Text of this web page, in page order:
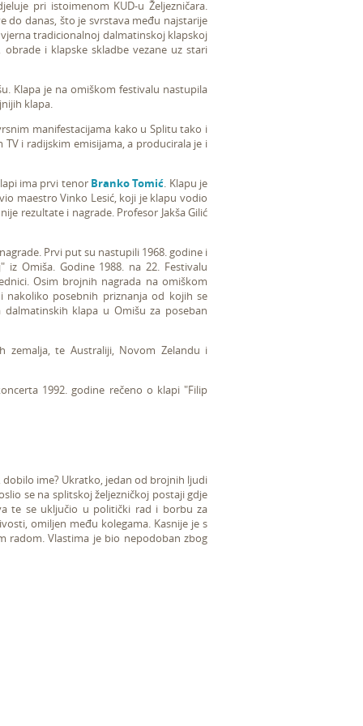
pri istoimenom KUD-u Željezničara.
do danas, što je svrstava među najstarije
tradicionalnoj dalmatinskoj klapskoj
i klapske skladbe vezane uz stari
Klapa je na omiškom festivalu nastupila
klapa.
manifestacijama kako u Splitu tako i
i radijskim emisijama, a producirala je i
ima prvi tenor Branko Tomić. Klapu je
maestro Vinko Lesić, koji je klapu vodio
rezultate i nagrade. Profesor Jakša Gilić
Prvi put su nastupili 1968. godine i
iz Omiša. Godine 1988. na 22. Festivalu
Osim brojnih nagrada na omiškom
posebnih priznanja od kojih se
klapa u Omišu za poseban
te Australiji, Novom Zelandu i
1992. godine rečeno o klapi "Filip
ime? Ukratko, jedan od brojnih ljudi
se na splitskoj željezničkoj postaji gdje
te se uključio u politički rad i borbu za
omiljen među kolegama. Kasnije je s
radom. Vlastima je bio nepodoban zbog